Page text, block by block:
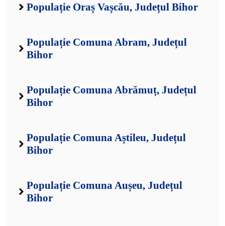
Populație Oraș Vașcău, Județul Bihor
Populație Comuna Abram, Județul
Bihor
Populație Comuna Abrămuț, Județul
Bihor
Populație Comuna Aștileu, Județul
Bihor
Populație Comuna Aușeu, Județul
Bihor